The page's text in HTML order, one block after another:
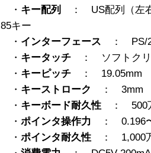
・ キー配列
： US配列（左
85キー
・ インターフェース ： PS/
・ キータッチ ： ソフトクリ
・ キーピッチ ： 19.05mm
・ キーストローク
： 3mm
・ キーボード耐久性 ： 500
・ ポインタ操作力 ： 0.196
・ ポインタ耐久性 ： 1,000万